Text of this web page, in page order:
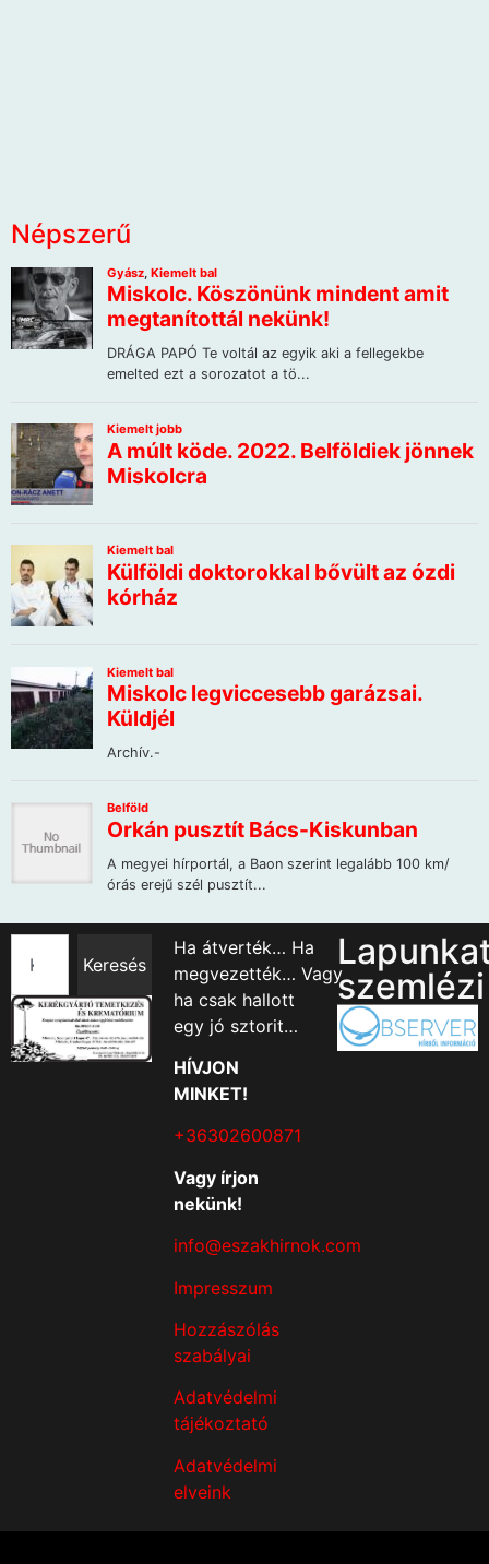
Népszerű
Keresés
Ha átverték… Ha
megvezették… Vagy
ha csak hallott
egy jó sztorit…
HÍVJON
MINKET!
+36302600871
Vagy írjon
nekünk!
info@eszakhirnok.com
Impresszum
Hozzászólás
szabályai
Adatvédelmi
tájékoztató
Adatvédelmi
elveink
szemlézi